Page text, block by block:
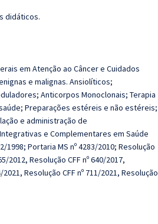
didáticos.
Sintéticos.
em Atenção ao Câncer e Cuidados
e malignas. Ansiolíticos;
Anticorpos Monoclonais; Terapia
Preparações estéreis e não estéreis;
e administração de
e Complementares em Saúde
1998; Portaria MS nº 4283/2010; Resolução
2012, Resolução CFF nº 640/2017,
Resolução CFF nº 711/2021, Resolução